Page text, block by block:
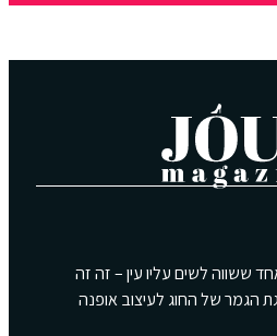
ששווה לשים עליו עין – זה זה
הגמר של החוג לעיצוב אופנה